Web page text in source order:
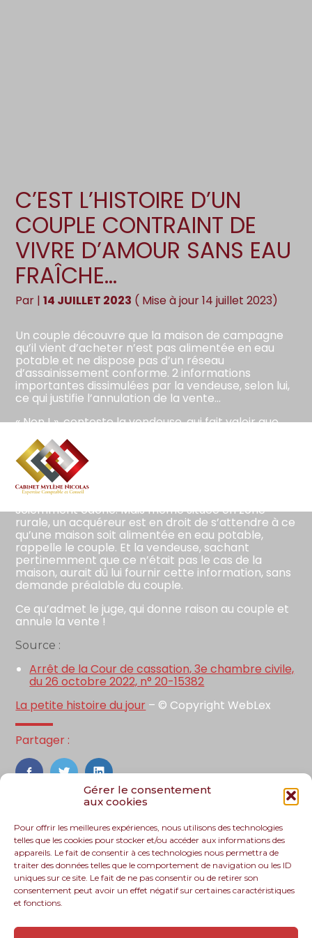
Gérer le consentement
aux cookies
Pour offrir les meilleures expériences, nous utilisons des technologies
telles que les cookies pour stocker et/ou accéder aux informations des
appareils. Le fait de consentir à ces technologies nous permettra de
traiter des données telles que le comportement de navigation ou les ID
uniques sur ce site. Le fait de ne pas consentir ou de retirer son
consentement peut avoir un effet négatif sur certaines caractéristiques
et fonctions.
Aller
au
contenu
C’EST L’HISTOIRE D’UN
COUPLE CONTRAINT DE
VIVRE D’AMOUR SANS EAU
FRAÎCHE…
Par |14 JUILLET 2023 ( Mise à jour 14 juillet 2023)
Un couple découvre que la maison de campagne
qu’il vient d’acheter n’est pas alimentée en eau
potable et ne dispose pas d’un réseau
d’assainissement conforme. 2 informations
importantes dissimulées par la vendeuse, selon lui,
ce qui justifie l’annulation de la vente…
« Non ! », conteste la vendeuse, qui fait valoir que
l’eau potable de la maison était déterminant pour
le couple lorsqu’il a pris la décision de l’acheter. En
outre, elle estime que ce n’est pas parce que le
couple ne savait pas que la maison n’était pas
alimentée en eau potable qu’elle le lui a
sciemment caché. Mais même située en zone
rurale, un acquéreur est en droit de s’attendre à ce
qu’une maison soit alimentée en eau potable,
rappelle le couple. Et la vendeuse, sachant
pertinemment que ce n’était pas le cas de la
maison, aurait dû lui fournir cette information, sans
demande préalable du couple.
Ce qu’admet le juge, qui donne raison au couple et
annule la vente !
Source :
Arrêt de la Cour de cassation, 3e chambre civile,
du 26 octobre 2022, n° 20-15382
La petite histoire du jour – © Copyright WebLex
Partager :
FaceBook
TwitterLinkedIn
Footer